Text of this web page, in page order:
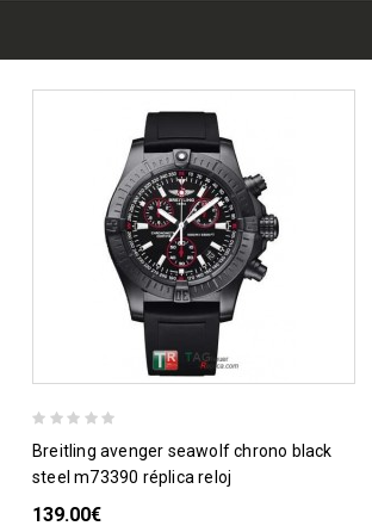
breitling avenger seawolf chrono black
steel m73390 réplica reloj
139.00€